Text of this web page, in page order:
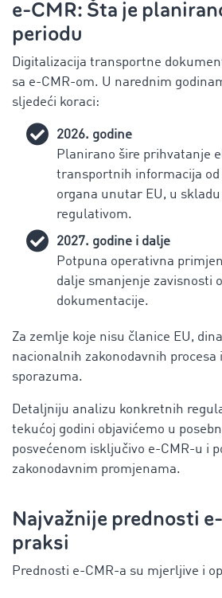
e-CMR: Šta je
periodu
Digitalizacija transportne
sa e-CMR-om. U narednim
sljedeći koraci:
2026. godine
Planirano šire prihvatanje
transportnih informacija
organa unutar EU, u skladu
regulativom.
2027. godine i dalje
Potpuna operativna
dalje smanjenje zavisnosti
dokumentacije.
Za zemlje koje nisu članice EU,
nacionalnih zakonodavnih
sporazuma.
Detaljniju analizu konkretnih
tekućoj godini objavićemo u
posvećenom isključivo e-CMR-u i
zakonodavnim promjenama.
Najvažnije prednosti
praksi
Prednosti e-CMR-a su mjerljive i